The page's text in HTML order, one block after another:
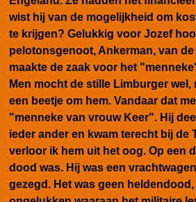
wist hij van de mogelijkheid om
te krijgen? Gelukkig voor Jozef
pelotonsgenoot, Ankerman, van
maakte de zaak voor het
Men mocht de stille Limburger wel,
een beetje om hem. Vandaar dat
"menneke van vrouw Keer". Hij
ieder ander en kwam terecht bij de
verloor ik hem uit het oog. Op een
dood was. Hij was een
gezegd. Het was geen